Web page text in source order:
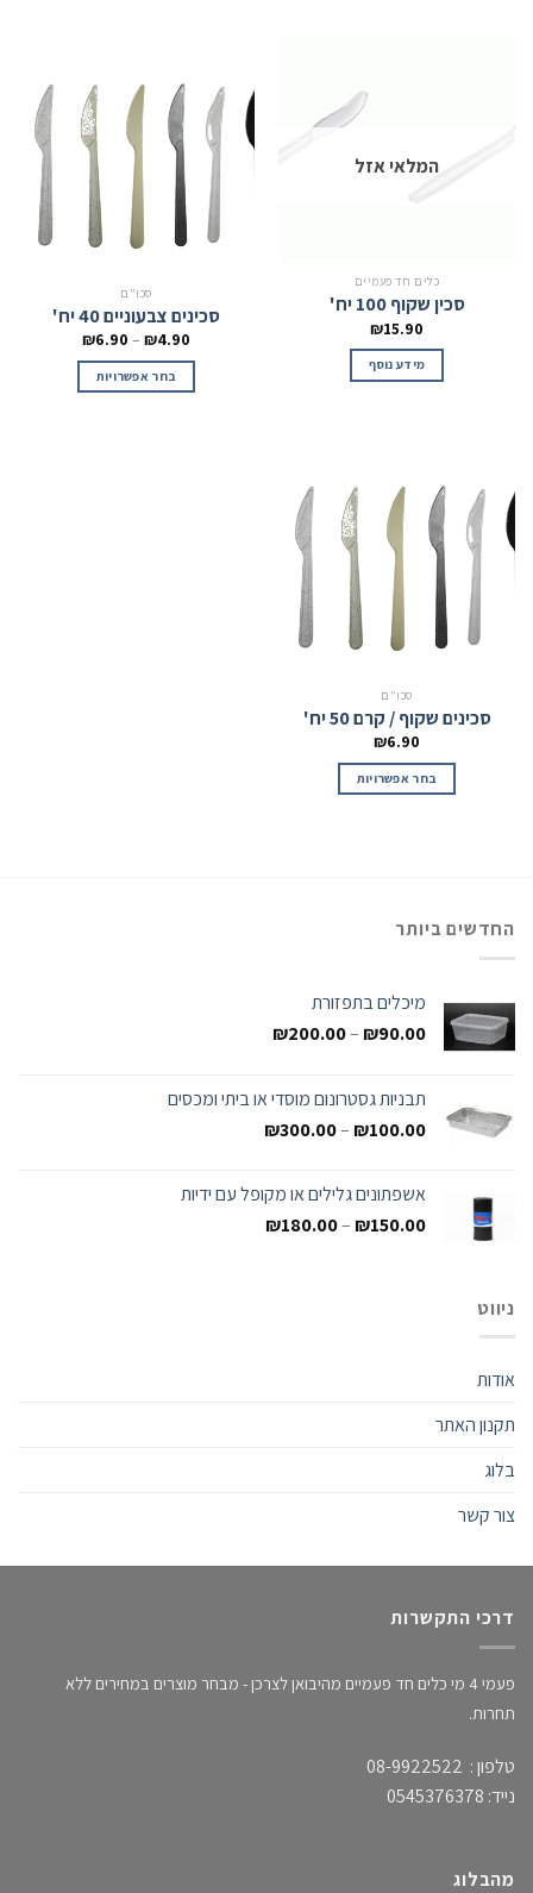
המלאי אזל
כלים חד פעמיים
סכין שקוף 100 יח'
₪15.90
מידע נוסף
סכו"ם
סכינים צבעוניים 40 יח'
₪4.90
–
₪6.90
בחר אפשרויות
סכו"ם
סכינים שקוף / קרם 50 יח'
₪6.90
בחר אפשרויות
החדשים ביותר
מיכלים בתפזורת
₪90.00
–
₪200.00
תבניות גסטרונום מוסדי או ביתי ומכסים
₪100.00
–
₪300.00
אשפתונים גלילים או מקופל עם ידיות
₪150.00
–
₪180.00
ניווט
אודות
תקנון האתר
בלוג
צור קשר
דרכי התקשרות
פעמי 4 מי כלים חד פעמיים מהיבואן לצרכן - מבחר מוצרים במחירים ללא
תחרות.
טלפון : 08-9922522
נייד: 0545376378
מהבלוג